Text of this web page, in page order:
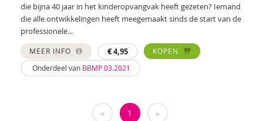
Jessica Crezee
Jan De Mets
Petra de Voogd-Klinkhamer
Amanda Dietrich
die bijna 40 jaar in het kinderopvangvak heeft gezeten? Iemand
die alle ontwikkelingen heeft meegemaakt sinds de start van de
professionele...
MEER INFO €4,95
KOPEN
Onderdeel van BBMP 03.2021
« 1 »